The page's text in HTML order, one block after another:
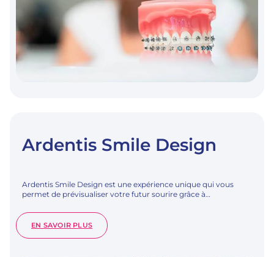
Ardentis Smile Design
Ardentis Smile Design est une expérience unique qui vous
permet de prévisualiser votre futur sourire grâce à…
EN SAVOIR PLUS:
ARDENTIS